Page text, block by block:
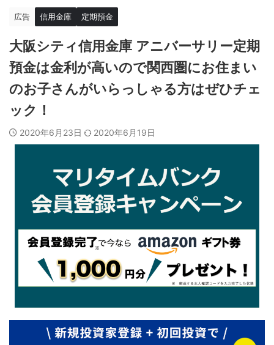
広告 信用金庫 定期預金
大阪シティ信用金庫 アニバーサリー定期
預金は金利が高いので関西圏にお住まい
のお子さんがいらっしゃる方はぜひチェ
ック！
2020年6月23日 2020年6月19日